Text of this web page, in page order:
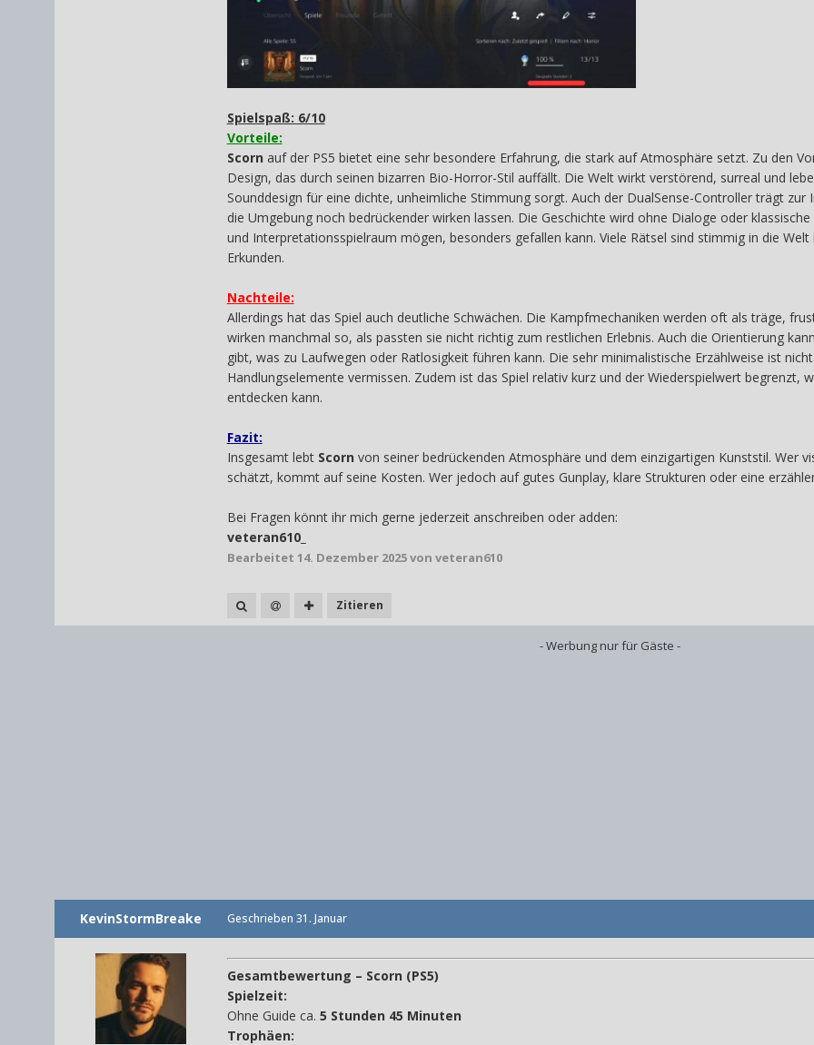
Spielspaß: 6/10
Vorteile:
Scorn auf der PS5 bietet eine sehr besondere Erfahrung, die stark auf Atmosphäre setzt. Zu den
Design, das durch seinen bizarren Bio-Horror-Stil auffällt. Die Welt wirkt verstörend, surreal und
Sounddesign für eine dichte, unheimliche Stimmung sorgt. Auch der DualSense-Controller trägt
die Umgebung noch bedrückender wirken lassen. Die Geschichte wird ohne Dialoge oder
und Interpretationsspielraum mögen, besonders gefallen kann. Viele Rätsel sind stimmig in die
Erkunden.
Nachteile:
Allerdings hat das Spiel auch deutliche Schwächen. Die Kampfmechaniken werden oft als träge,
wirken manchmal so, als passten sie nicht richtig zum restlichen Erlebnis. Auch die Orientierung
gibt, was zu Laufwegen oder Ratlosigkeit führen kann. Die sehr minimalistische Erzählweise ist
Handlungselemente vermissen. Zudem ist das Spiel relativ kurz und der Wiederspielwert begrenzt,
entdecken kann.
Fazit:
Insgesamt lebt Scorn von seiner bedrückenden Atmosphäre und dem einzigartigen Kunststil. Wer
schätzt, kommt auf seine Kosten. Wer jedoch auf gutes Gunplay, klare Strukturen oder eine
Bei Fragen könnt ihr mich gerne jederzeit anschreiben oder adden:
veteran610_
Bearbeitet 14. Dezember 2025von veteran610
Zitieren
- Werbung nur für Gäste -
KevinStormBreake Geschrieben 31. Januar
Gesamtbewertung – Scorn (PS5)
Spielzeit:
Ohne Guide ca. 5 Stunden 45 Minuten
Trophäen: